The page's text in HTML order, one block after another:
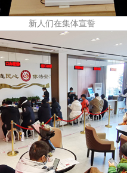
新人们在集体宣誓